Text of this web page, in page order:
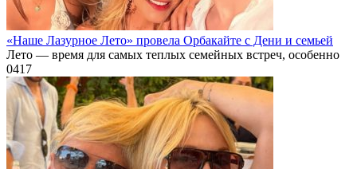
«Наше Лазурное Лето» провела Орбакайте с Дени и семьей
Лето — время для самых теплых семейных встреч, особенно
0417